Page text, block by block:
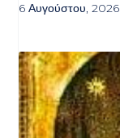
6 Αυγούστου, 2026